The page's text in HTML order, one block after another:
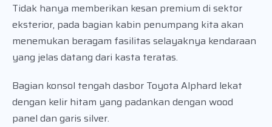
Tidak hanya memberikan kesan premium di sektor
eksterior, pada bagian kabin penumpang kita akan
menemukan beragam fasilitas selayaknya kendaraan
yang jelas datang dari kasta teratas.
Bagian konsol tengah dasbor Toyota Alphard lekat
dengan kelir hitam yang padankan dengan wood
panel dan garis silver.